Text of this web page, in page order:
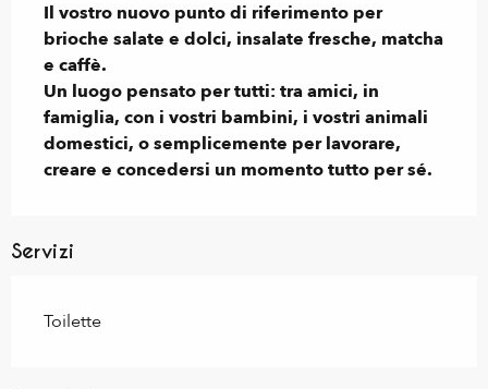
Il vostro nuovo punto di riferimento per
brioche salate e dolci, insalate fresche, matcha
e caffè.
Un luogo pensato per tutti: tra amici, in
famiglia, con i vostri bambini, i vostri animali
domestici, o semplicemente per lavorare,
creare e concedersi un momento tutto per sé.
Servizi
Toilette